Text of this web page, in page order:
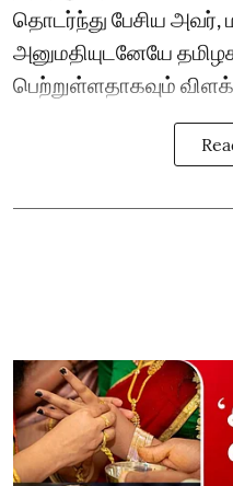
தொடர்ந்து பேசிய அவர்,
அனுமதியுடனேயே
பெற்றுள்ளதாகவும்